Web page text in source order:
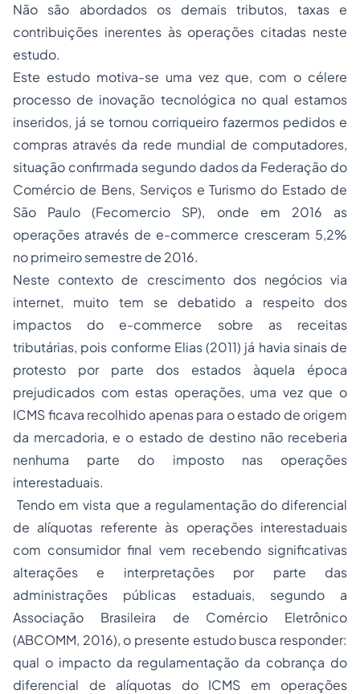
Não são abordados os demais tributos, taxas e
contribuições inerentes às operações citadas neste
estudo.
Este estudo motiva-se uma vez que, com o célere
processo de inovação tecnológica no qual estamos
inseridos, já se tornou corriqueiro fazermos pedidos e
compras através da rede mundial de computadores,
situação confirmada segundo dados da Federação do
Comércio de Bens, Serviços e Turismo do Estado de
São Paulo (Fecomercio SP), onde em 2016 as
operações através de e-commerce cresceram 5,2%
no primeiro semestre de 2016.
Neste contexto de crescimento dos negócios via
internet, muito tem se debatido a respeito dos
impactos do ­e-commerce sobre as receitas
tributárias, pois conforme Elias (2011) já havia sinais de
protesto por parte dos estados àquela época
prejudicados com estas operações, uma vez que o
ICMS ficava recolhido apenas para o estado de origem
da mercadoria, e o estado de destino não receberia
nenhuma parte do imposto nas operações
interestaduais.
Tendo em vista que a regulamentação do diferencial
de alíquotas referente às operações interestaduais
com consumidor final vem recebendo significativas
alterações e interpretações por parte das
administrações públicas estaduais, segundo a
Associação Brasileira de Comércio Eletrônico
(ABCOMM, 2016), o presente estudo busca responder:
qual o impacto da regulamentação da cobrança do
diferencial de alíquotas do ICMS em operações